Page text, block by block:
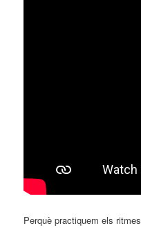
Perquè practiquem els ritmes